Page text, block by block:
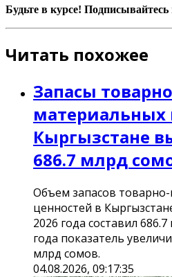
Будьте в курсе!
Читать похожее
Запасы
материальных
Кыргызстане
686.7 млрд
Объем запасов
ценностей в
2026 года составил
года показатель
млрд сомов.
04.08.2026, 09:17:35